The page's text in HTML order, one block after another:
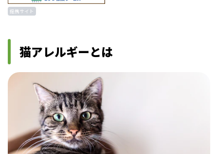
提携サイト
猫アレルギーとは